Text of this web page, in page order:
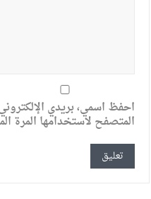
احفظ اسمي، بريدي
المتصفح لاستخدامها المرة